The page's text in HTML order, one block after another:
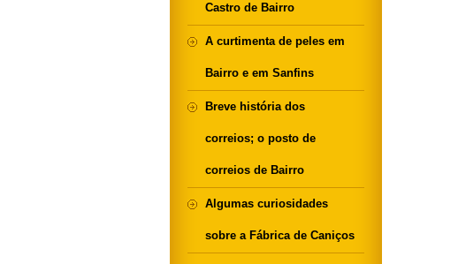
Castro de Bairro
A curtimenta de peles em
Bairro e em Sanfins
Breve história dos
correios; o posto de
correios de Bairro
Algumas curiosidades
sobre a Fábrica de Caniços